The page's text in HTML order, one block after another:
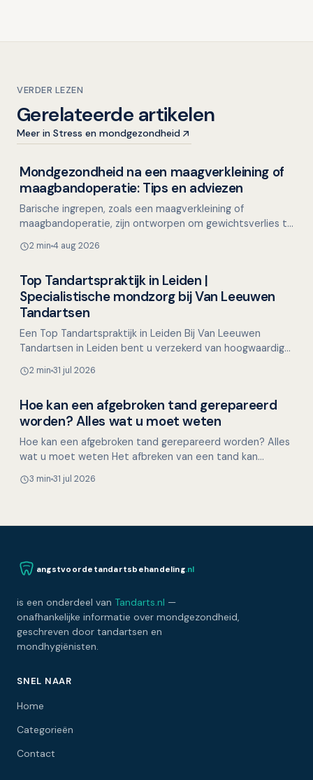
VERDER LEZEN
Gerelateerde artikelen
Meer in Stress en mondgezondheid
Mondgezondheid in relatie tot algehele gezondheid
Mondgezondheid na een maagverkleining of
maagbandoperatie: Tips en adviezen
Barische ingrepen, zoals een maagverkleining of
maagbandoperatie, zijn ontworpen om gewichtsverlies te
…
2 min 4 aug 2026
Overig nieuws
Top Tandartspraktijk in Leiden |
Specialistische mondzorg bij Van Leeuwen
Tandartsen
Een Top Tandartspraktijk in Leiden Bij Van Leeuwen
Tandartsen in Leiden bent u verzekerd van hoogwaardige
Geves…
2 min 31 jul 2026
Overig nieuws
Hoe kan een afgebroken tand gerepareerd
worden? Alles wat u moet weten
Hoe kan een afgebroken tand gerepareerd worden? Alles
wat u moet weten Het afbreken van een tand kan
door ee…
3 min 31 jul 2026
angstvoordetandartsbehandeling.nl
is een onderdeel van Tandarts.nl —
onafhankelijke informatie over mondgezondheid,
geschreven door tandartsen en
mondhygiënisten.
SNEL NAAR
Home
Categorieën
Contact